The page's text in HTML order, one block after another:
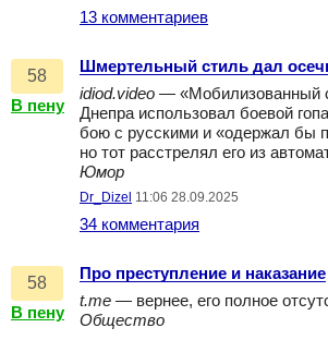
13 комментариев
58
В пену
Шмертельный стиль дал
idiod.video — «Мобилизованный
Днепра использовал боевой
бою с русскими и «одержал бы
но тот расстрелял его из
Юмор
Dr_Dizel 11:06 28.09.2025
34 комментария
58
В пену
Про преступление и наказание
t.me — вернее, его полное
Общество